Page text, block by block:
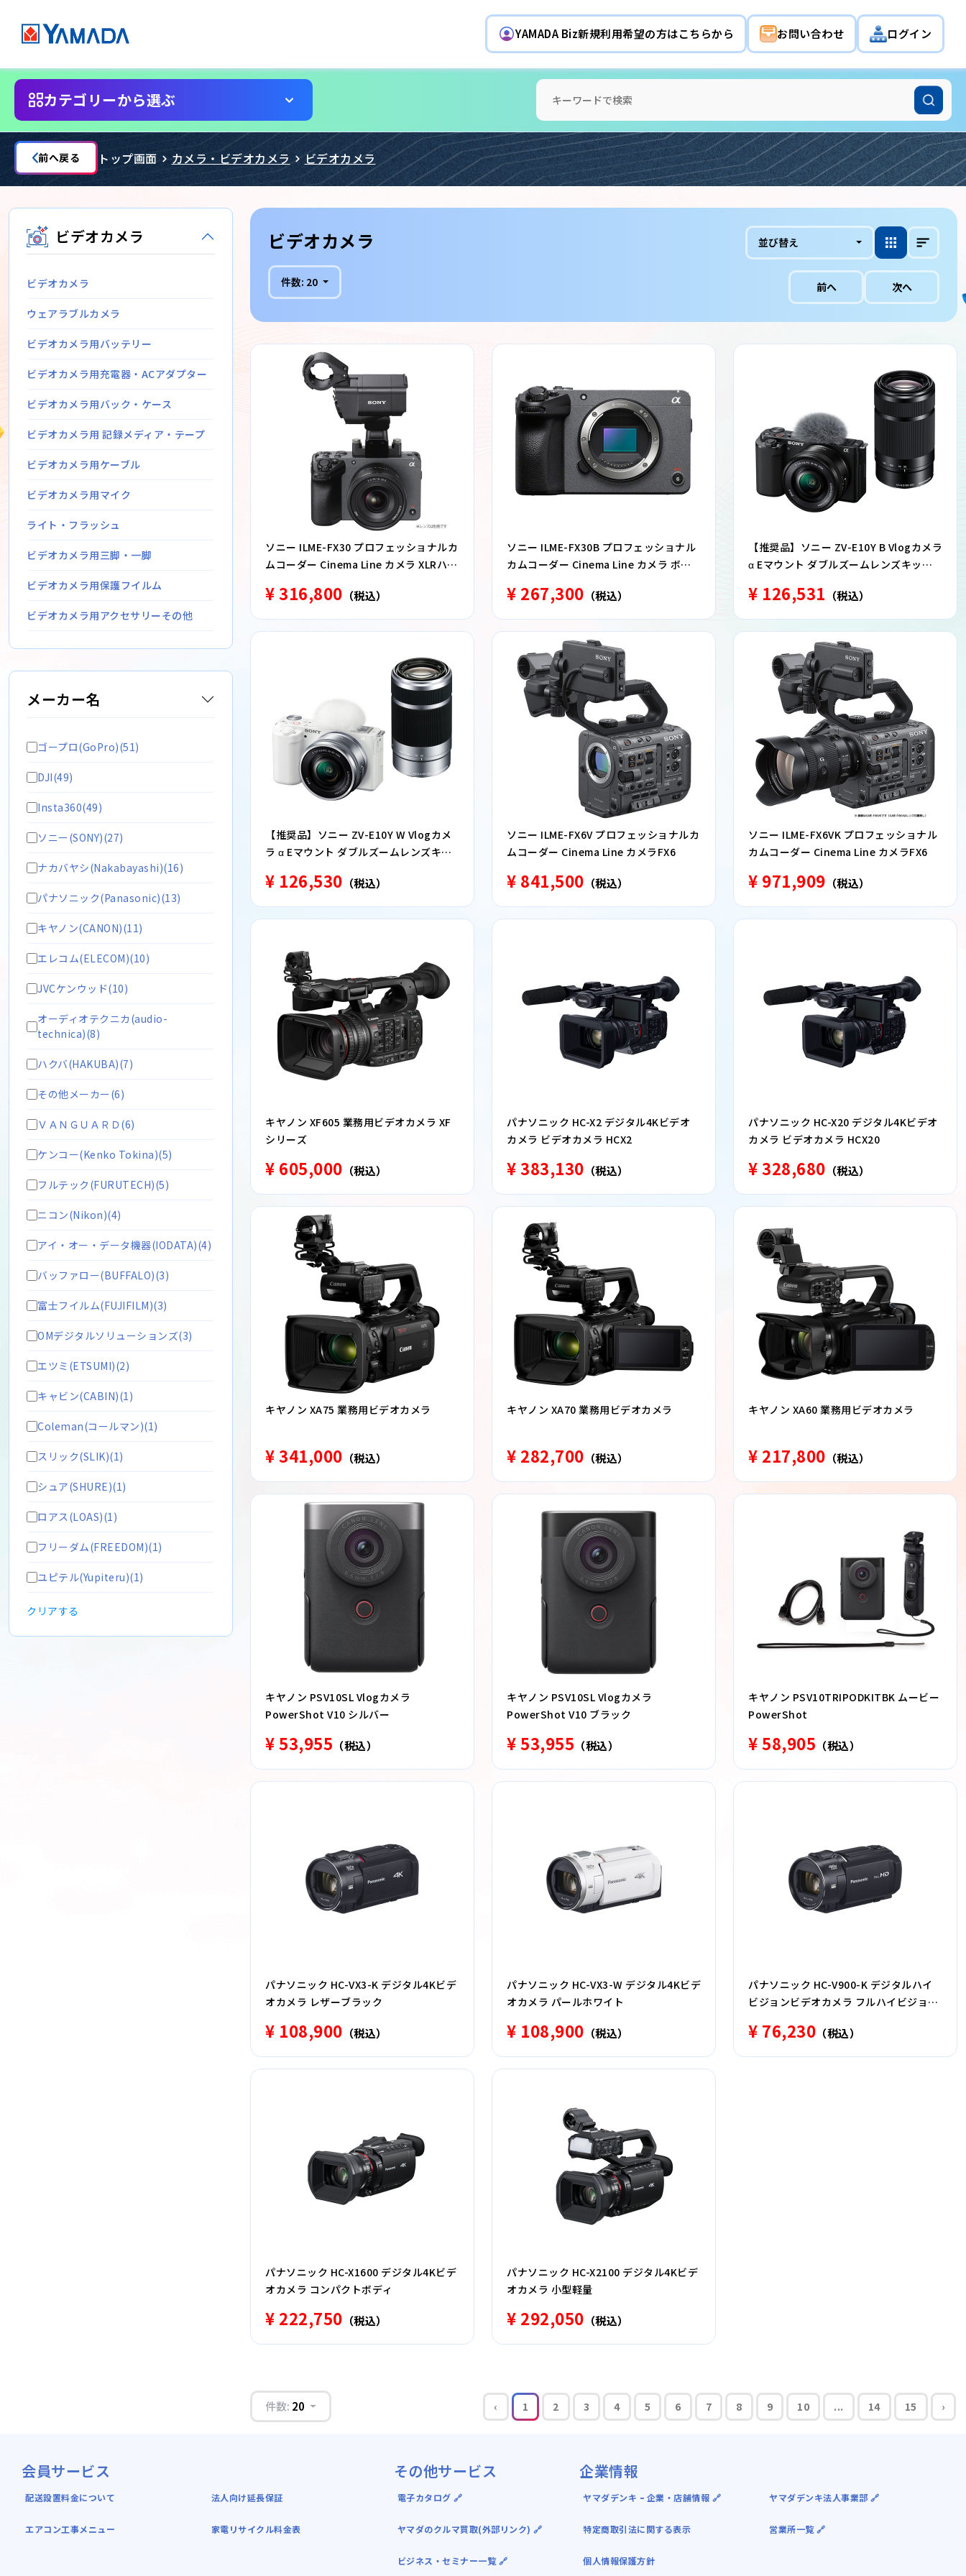
YAMADA Biz新規利用希望の方はこちらから お問い合わせ ログイン
カテゴリーから選ぶ
前へ戻る トップ画面 カメラ・ビデオカメラ ビデオカメラ
ビデオカメラ
ビデオカメラ
ウェアラブルカメラ
ビデオカメラ用バッテリー
ビデオカメラ用充電器・ACアダプター
ビデオカメラ用バック・ケース
ビデオカメラ用 記録メディア・テープ
ビデオカメラ用ケーブル
ビデオカメラ用マイク
ライト・フラッシュ
ビデオカメラ用三脚・一脚
ビデオカメラ用保護フイルム
ビデオカメラ用アクセサリーその他
メーカー名
ゴープロ(GoPro)(51)
DJI(49)
Insta360(49)
ソニー(SONY)(27)
ナカバヤシ(Nakabayashi)(16)
パナソニック(Panasonic)(13)
キヤノン(CANON)(11)
エレコム(ELECOM)(10)
JVCケンウッド(10)
オーディオテクニカ(audio-
technica)(8)
ハクバ(HAKUBA)(7)
その他メーカー(6)
ＶＡＮＧＵＡＲＤ(6)
ケンコー(Kenko Tokina)(5)
フルテック(FURUTECH)(5)
ニコン(Nikon)(4)
アイ・オー・データ機器(IODATA)(4)
バッファロー(BUFFALO)(3)
富士フイルム(FUJIFILM)(3)
OMデジタルソリューションズ(3)
エツミ(ETSUMI)(2)
キャビン(CABIN)(1)
Coleman(コールマン)(1)
スリック(SLIK)(1)
シュア(SHURE)(1)
ロアス(LOAS)(1)
フリーダム(FREEDOM)(1)
ユピテル(Yupiteru)(1)
クリアする
ビデオカメラ
件数: 20
並び替え
前へ 次へ
ソニー ILME-FX30 プロフェッショナルカ
ムコーダー Cinema Line カメラ XLRハン
¥ 316,800 （税込）
ソニー ILME-FX30B プロフェッショナル
カムコーダー Cinema Line カメラ ボデ
¥ 267,300 （税込）
【推奨品】ソニー ZV-E10Y B Vlogカメラ
α Eマウント ダブルズームレンズキット
¥ 126,531 （税込）
【推奨品】ソニー ZV-E10Y W Vlogカメ
ラ α Eマウント ダブルズームレンズキッ
¥ 126,530 （税込）
ソニー ILME-FX6V プロフェッショナルカ
ムコーダー Cinema Line カメラFX6
¥ 841,500 （税込）
ソニー ILME-FX6VK プロフェッショナル
カムコーダー Cinema Line カメラFX6
¥ 971,909 （税込）
キヤノン XF605 業務用ビデオカメラ XF
シリーズ
¥ 605,000 （税込）
パナソニック HC-X2 デジタル4Kビデオ
カメラ ビデオカメラ HCX2
¥ 383,130 （税込）
パナソニック HC-X20 デジタル4Kビデオ
カメラ ビデオカメラ HCX20
¥ 328,680 （税込）
キヤノン XA75 業務用ビデオカメラ
¥ 341,000 （税込）
キヤノン XA70 業務用ビデオカメラ
¥ 282,700 （税込）
キヤノン XA60 業務用ビデオカメラ
¥ 217,800 （税込）
キヤノン PSV10SL Vlogカメラ
PowerShot V10 シルバー
¥ 53,955 （税込）
キヤノン PSV10SL Vlogカメラ
PowerShot V10 ブラック
¥ 53,955 （税込）
キヤノン PSV10TRIPODKITBK ムービー
PowerShot
¥ 58,905 （税込）
パナソニック HC-VX3-K デジタル4Kビデ
オカメラ レザーブラック
¥ 108,900 （税込）
パナソニック HC-VX3-W デジタル4Kビデ
オカメラ パールホワイト
¥ 108,900 （税込）
パナソニック HC-V900-K デジタルハイ
ビジョンビデオカメラ フルハイビジョン
¥ 76,230 （税込）
パナソニック HC-X1600 デジタル4Kビデ
オカメラ コンパクトボディ
¥ 222,750 （税込）
パナソニック HC-X2100 デジタル4Kビデ
オカメラ 小型軽量
¥ 292,050 （税込）
件数: 20 ‹ 1 2 3 4 5 6 7 8 9 10 ... 14 15 ›
会員サービス
配送設置料金について
エアコン工事メニュー
法人向け延長保証
家電リサイクル料金表
その他サービス
電子カタログ 🔗
ヤマダのクルマ買取(外部リンク) 🔗
ビジネス・セミナー一覧 🔗
企業情報
ヤマダデンキ ｰ 企業・店舗情報 🔗
特定商取引法に関する表示
個人情報保護方針
ヤマダデンキ法人事業部 🔗
営業所一覧 🔗